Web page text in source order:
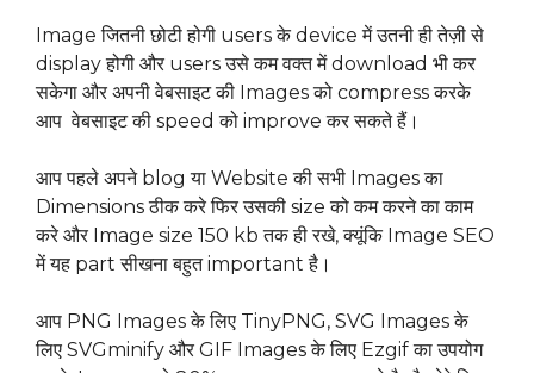
Image जितनी छोटी होगी users के device में उतनी ही तेज़ी से
display होगी और users उसे कम वक्त में download भी कर
सकेगा और अपनी वेबसाइट की Images को compress करके
आप वेबसाइट की speed को improve कर सकते हैं।
आप पहले अपने blog या Website की सभी Images का
Dimensions ठीक करे फिर उसकी size को कम करने का काम
करे और Image size 150 kb तक ही रखे, क्यूंकि Image SEO
में यह part सीखना बहुत important है।
आप PNG Images के लिए TinyPNG, SVG Images के
लिए SVGminify और GIF Images के लिए Ezgif का उपयोग